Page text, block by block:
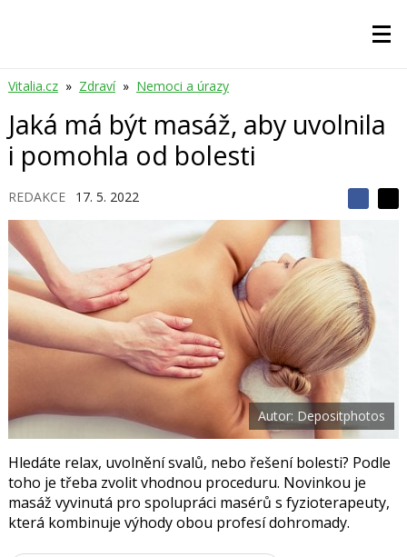
Vitalia.cz » Zdraví » Nemoci a úrazy
Jaká má být masáž, aby uvolnila
i pomohla od bolesti
REDAKCE 17. 5. 2022
S
l
e
t
S
j
t
e
n
a
F
a
b
o
o
k
u
X
Autor: Depositphotos
Hledáte relax, uvolnění svalů, nebo řešení bolesti? Podle
toho je třeba zvolit vhodnou proceduru. Novinkou je
masáž vyvinutá pro spolupráci masérů s fyzioterapeuty,
která kombinuje výhody obou profesí dohromady.